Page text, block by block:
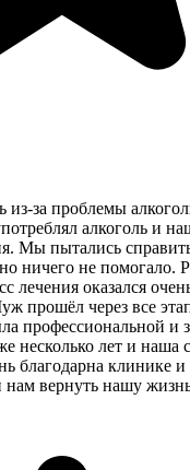
из-за проблемы
алкоголь и
Мы пытались
ничего не помогало.
лечения оказался
прошёл через все
профессиональной и
несколько лет и наша
благодарна клинике и
нам вернуть нашу